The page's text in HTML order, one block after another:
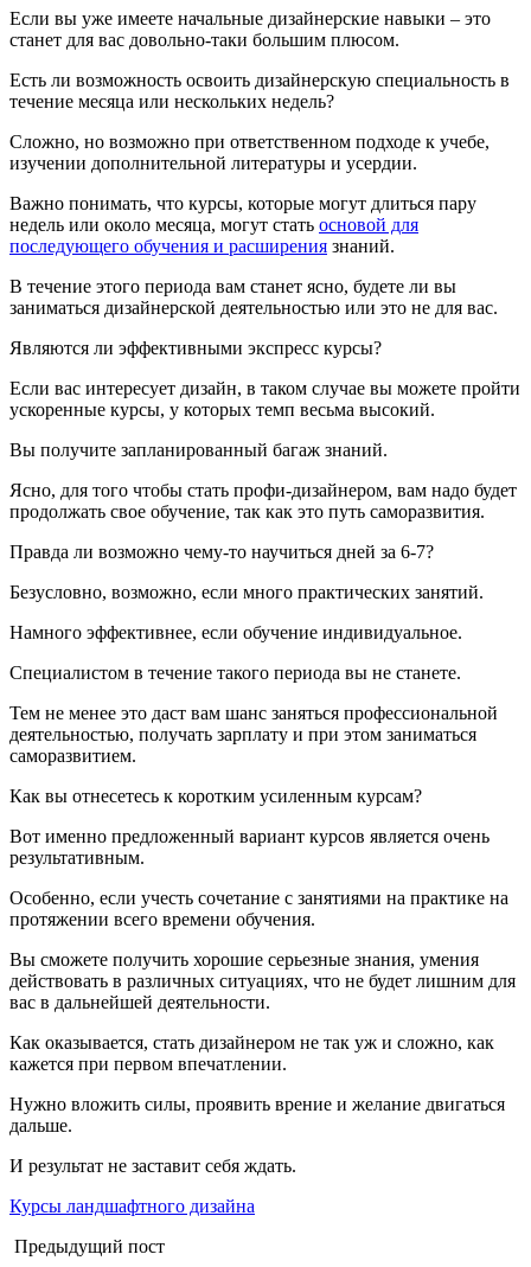
Если вы уже имеете начальные дизайнерские навыки – это
станет для вас довольно-таки большим плюсом.
Есть ли возможность освоить дизайнерскую специальность в
течение месяца или нескольких недель?
Сложно, но возможно при ответственном подходе к учебе,
изучении дополнительной литературы и усердии.
Важно понимать, что курсы, которые могут длиться пару
недель или около месяца, могут стать основой для
последующего обучения и расширения знаний.
В течение этого периода вам станет ясно, будете ли вы
заниматься дизайнерской деятельностью или это не для вас.
Являются ли эффективными экспресс курсы?
Если вас интересует дизайн, в таком случае вы можете пройти
ускоренные курсы, у которых темп весьма высокий.
Вы получите запланированный багаж знаний.
Ясно, для того чтобы стать профи-дизайнером, вам надо будет
продолжать свое обучение, так как это путь саморазвития.
Правда ли возможно чему-то научиться дней за 6-7?
Безусловно, возможно, если много практических занятий.
Намного эффективнее, если обучение индивидуальное.
Специалистом в течение такого периода вы не станете.
Тем не менее это даст вам шанс заняться профессиональной
деятельностью, получать зарплату и при этом заниматься
саморазвитием.
Как вы отнесетесь к коротким усиленным курсам?
Вот именно предложенный вариант курсов является очень
результативным.
Особенно, если учесть сочетание с занятиями на практике на
протяжении всего времени обучения.
Вы сможете получить хорошие серьезные знания, умения
действовать в различных ситуациях, что не будет лишним для
вас в дальнейшей деятельности.
Как оказывается, стать дизайнером не так уж и сложно, как
кажется при первом впечатлении.
Нужно вложить силы, проявить врение и желание двигаться
дальше.
И результат не заставит себя ждать.
Курсы ландшафтного дизайна
Предыдущий пост